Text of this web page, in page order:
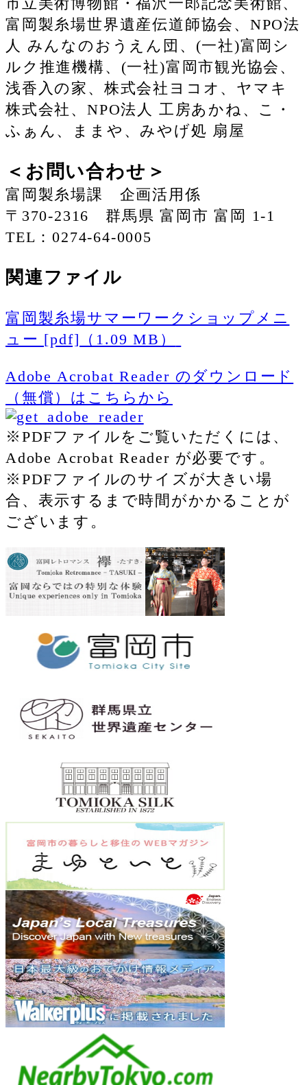
富岡製糸場世界遺産伝道師協会、NPO法
人 みんなのおうえん団、(一社)富岡シ
ルク推進機構、(一社)富岡市観光協会、
浅香入の家、株式会社ヨコオ、ヤマキ
株式会社、NPO法人 工房あかね、こ・
ふぁん、ままや、みやげ処 扇屋
＜お問い合わせ＞
富岡製糸場課 企画活用係
〒370-2316 群馬県 富岡市 富岡 1-1
TEL：0274-64-0005
関連ファイル
富岡製糸場サマーワークショップメニ
ュー [pdf]（1.09 MB）
Adobe Acrobat Reader のダウンロード
（無償）はこちらから
※PDFファイルをご覧いただくには、
Adobe Acrobat Reader が必要です。
※PDFファイルのサイズが大きい場
合、表示するまで時間がかかることが
ございます。